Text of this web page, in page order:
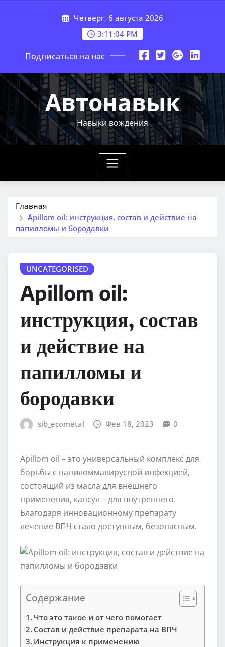
Четверг, 6 августа 2026
3:11:05 PM
Подписаться на нас
Автонавык
Навыки вождения
Главная
Apillom oil: инструкция, состав и действие на
папилломы и бородавки
UNCATEGORISED
Apillom oil:
инструкция, состав
и действие на
папилломы и
бородавки
sib_ecometal Фев 18, 2023 0
Apillom oil – это универсальный комплекс для
борьбы с папиломмавирусной инфекцией,
состоящий из масла для внешнего
применения, капсул – для внутреннего.
Благодаря инновационному препарату
лечение ВПЧ стало доступным, безопасным.
Содержание
Что это такое и от чего помогает
Состав и действие препарата на ВПЧ
Инструкция к применению